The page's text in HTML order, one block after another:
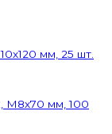
мм, 25 шт.